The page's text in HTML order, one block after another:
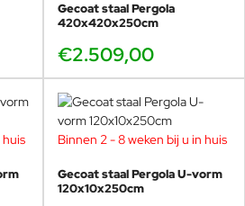
Gecoat staal Pergola
420x420x250cm
€2.509,00
huis Binnen 2 - 8 weken bij u in huis
Gecoat staal Pergola U-vorm
120x10x250cm